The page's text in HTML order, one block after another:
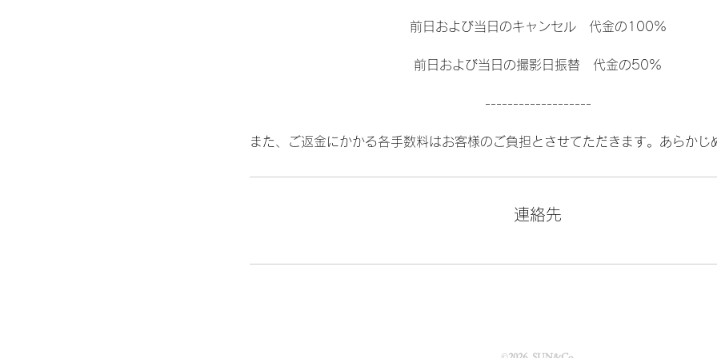
前日および当日のキャンセル 代金の100%
前日および当日の撮影日振替 代金の50%
-------------------
また、ご返金にかかる各手数料はお客様のご負担とさせてただきます。あらかじ
連絡先